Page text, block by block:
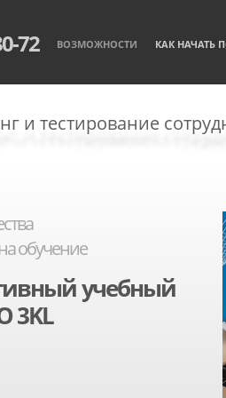
72 ВОЗМОЖНОСТИ КАК НАЧАТЬ
и тестирование
обучение
учебный
3KL